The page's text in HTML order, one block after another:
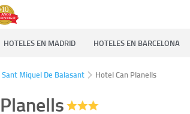
HOTELES EN MADRID HOTELES EN BARCELONA
Sant Miquel De Balasant Hotel Can Planells